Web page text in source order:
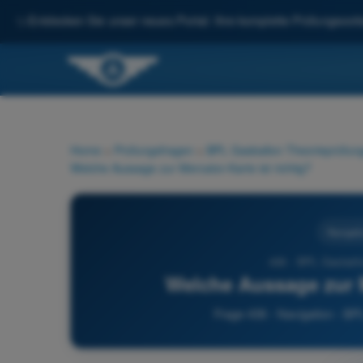
Entdecken Sie unser neues Portal: Ihre komplette
Home Prüfungsfragen BPL Gasballon
Welche Aussage zur Mercator-Karte ist richtig?
Welche Aussage
Frage 436 - Navigation -